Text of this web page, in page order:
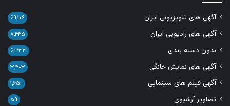
آگهی های تلویزیونی ایران ۶۹,۱۰۶
آگهی های رادیویی ایران ۸,۴۴۵
بدون دسته بندی ۶,۳۳۳
آگهی های نمایش خانگی ۳,۴۰۳
آگهی فیلم های سینمایی ۱,۶۵۰
تصاویر آرشیوی ۵۹